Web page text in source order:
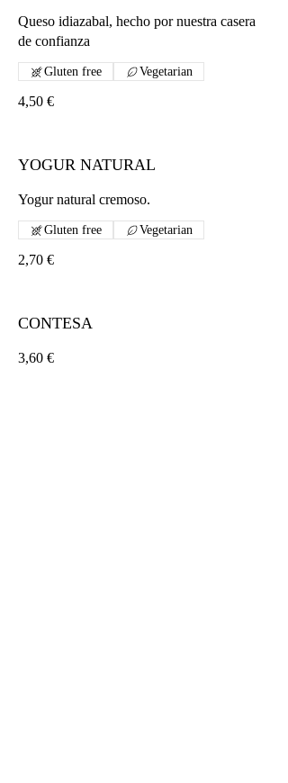
Queso idiazabal, hecho por nuestra casera
de confianza
4,50 €
Gluten free Vegetarian
YOGUR NATURAL
Yogur natural cremoso.
2,70 €
Gluten free Vegetarian
CONTESA
3,60 €